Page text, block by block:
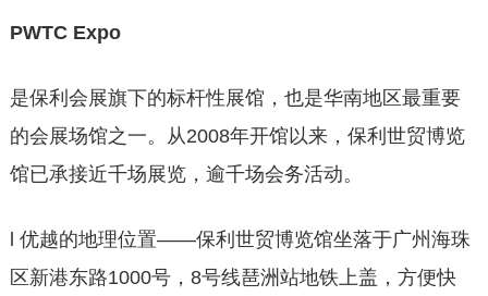
PWTC Expo
是保利会展旗下的标杆性展馆，也是华南地区最重要
的会展场馆之一。从2008年开馆以来，保利世贸博览
馆已承接近千场展览，逾千场会务活动。
l 优越的地理位置——保利世贸博览馆坐落于广州海珠
区新港东路1000号，8号线琶洲站地铁上盖，方便快